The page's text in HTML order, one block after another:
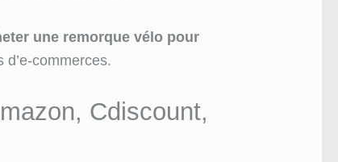
une remorque vélo pour
commerces.
Cdiscount,